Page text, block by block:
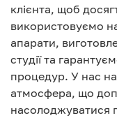
клієнта, щоб
використовуємо
апарати,
студії та
процедур. У нас
атмосфера, що
насолоджуватися